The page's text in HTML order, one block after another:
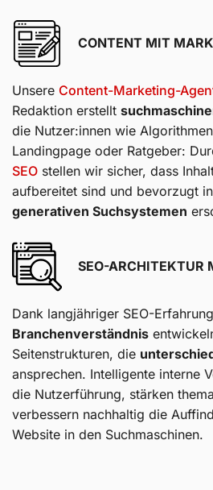
CONTENT MIT
Unsere Content-Marketing-
Redaktion erstellt
die Nutzer:innen wie
Landingpage oder Ratgeber:
SEO stellen wir sicher, dass
aufbereitet sind und bevorzugt in
generativen Suchsystemen
SEO-ARCHITEKTUR
Dank langjähriger SEO-
Branchenverständnis
Seitenstrukturen, die
ansprechen. Intelligente interne
die Nutzerführung, stärken
verbessern nachhaltig die
Website in den Suchmaschinen.